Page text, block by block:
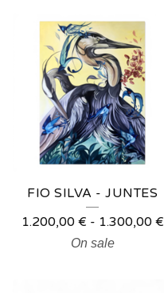
FIO SILVA - JUNTES
1.200,00 € - 1.300,00 €
On sale